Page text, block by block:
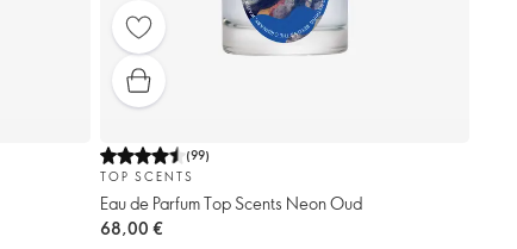
(99)
TOP SCENTS
Eau de Parfum Top Scents Neon Oud
68,00 €